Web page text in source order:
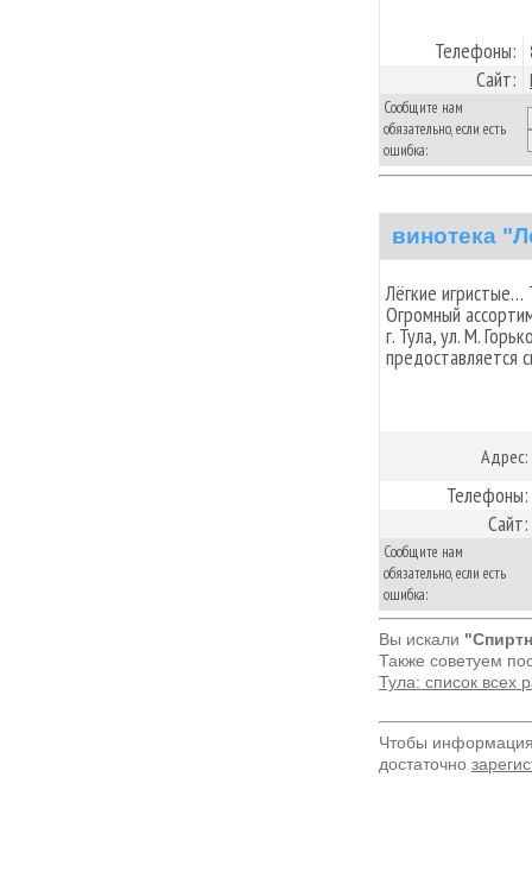
Телефоны:
Сайт:
Сообщите нам
обязательно, если есть
ошибка:
винотека
Лёгкие
Огромный
г. Тула, ул. М.
предоставляется
Адрес:
Телефоны:
Сайт:
Сообщите нам
обязательно, если есть
ошибка:
Вы искали
Также советуем
Тула: список всех
Чтобы
достаточно